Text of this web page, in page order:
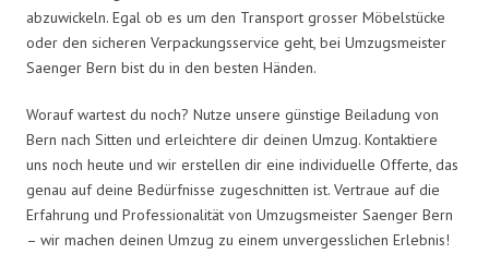
abzuwickeln. Egal ob es um den Transport grosser Möbelstücke
oder den sicheren Verpackungsservice geht, bei Umzugsmeister
Saenger Bern bist du in den besten Händen.
Worauf wartest du noch? Nutze unsere günstige Beiladung von
Bern nach Sitten und erleichtere dir deinen Umzug. Kontaktiere
uns noch heute und wir erstellen dir eine individuelle Offerte, das
genau auf deine Bedürfnisse zugeschnitten ist. Vertraue auf die
Erfahrung und Professionalität von Umzugsmeister Saenger Bern
– wir machen deinen Umzug zu einem unvergesslichen Erlebnis!